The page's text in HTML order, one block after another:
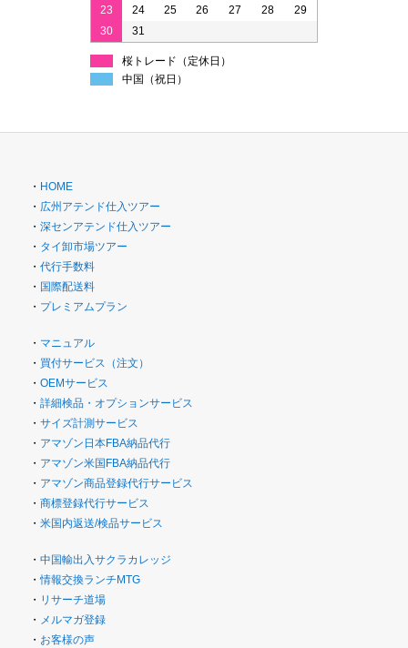
23
24 25 26 27 28
29
30
31
桜トレード（定休日）
中国（祝日）
・ HOME
・ 広州アテンド仕入ツアー
・ 深センアテンド仕入ツアー
・ タイ卸市場ツアー
・ 代行手数料
・ 国際配送料
・ プレミアムプラン
・ マニュアル
・ 買付サービス（注文）
・ OEMサービス
・ 詳細検品・オプションサービス
・ サイズ計測サービス
・ アマゾン日本FBA納品代行
・ アマゾン米国FBA納品代行
・ アマゾン商品登録代行サービス
・ 商標登録代行サービス
・ 米国内返送/検品サービス
・ 中国輸出入サクラカレッジ
・情報交換ランチMTG
・ リサーチ道場
・ メルマガ登録
・ お客様の声